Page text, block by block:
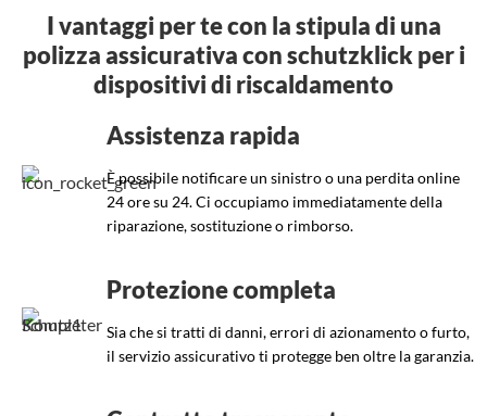
I vantaggi per te con la stipula di una
polizza assicurativa con schutzklick per i
dispositivi di riscaldamento
Assistenza rapida
È possibile notificare un sinistro o una perdita online
24 ore su 24. Ci occupiamo immediatamente della
riparazione, sostituzione o rimborso.
Protezione completa
Sia che si tratti di danni, errori di azionamento o furto,
il servizio assicurativo ti protegge ben oltre la garanzia.